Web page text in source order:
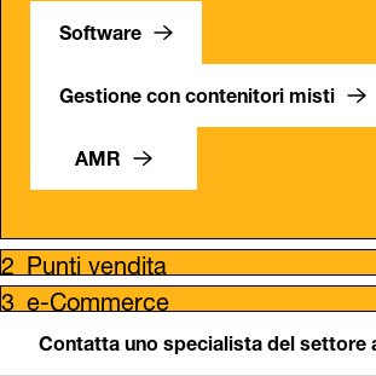
Software
Gestione con contenitori misti
AMR
Punti vendita
e-Commerce
Contatta uno specialista del settore